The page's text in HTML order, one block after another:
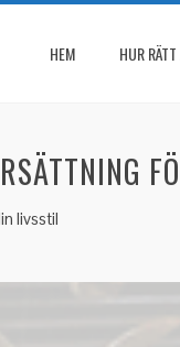
HEM HUR
livsstil